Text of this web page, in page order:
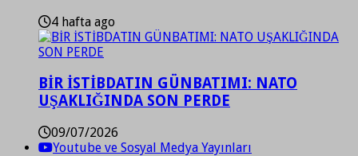
4 hafta ago
BİR İSTİBDATIN GÜNBATIMI: NATO
UŞAKLIĞINDA SON PERDE
09/07/2026
Youtube ve Sosyal Medya Yayınları